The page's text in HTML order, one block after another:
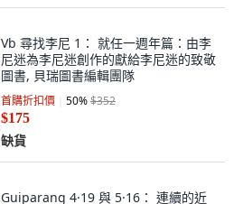
Vb 尋找李尼 1： 就任一週年篇：由李
尼迷為李尼迷創作的獻給李尼迷的致敬
圖書, 貝瑞圖書編輯團隊
首購折扣價 50%$352
$175
缺貨
Guiparang 4·19 與 5·16： 連續的近